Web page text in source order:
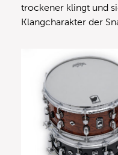
trockener klingt und
Klangcharakter der